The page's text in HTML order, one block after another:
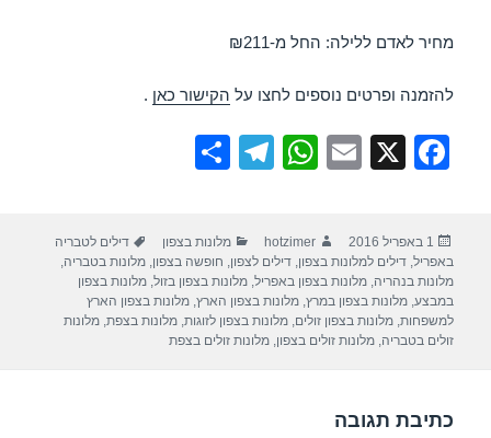
מחיר לאדם ללילה: החל מ-₪211
להזמנה ופרטים נוספים לחצו על הקישור כאן .
F
e
b
o
X
E
W
s
A
p
T
gr
a
m
e
פורסם
בתאריך
1 באפריל 2016 מחבר
hotzimer קטגוריות
מלונות בצפון תגיות
דילים לטבריה
באפריל,דילים למלונות בצפון,דילים לצפון, חופשה בצפון,מלונות בטבריה,
מלונות בנהריה,מלונות בצפון באפריל,מלונות בצפון בזול,מלונות בצפון
במבצע,מלונות בצפון במרץ,מלונות בצפון הארץ,מלונות בצפון הארץ
למשפחות,מלונות בצפון זולים,מלונות בצפון לזוגות,מלונות בצפת,מלונות
זולים בטבריה,מלונות זולים בצפון,מלונות זולים בצפת
כתיבת תגובה